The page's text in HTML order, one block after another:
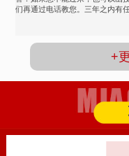
们再通过电话教您。三年之内有
+